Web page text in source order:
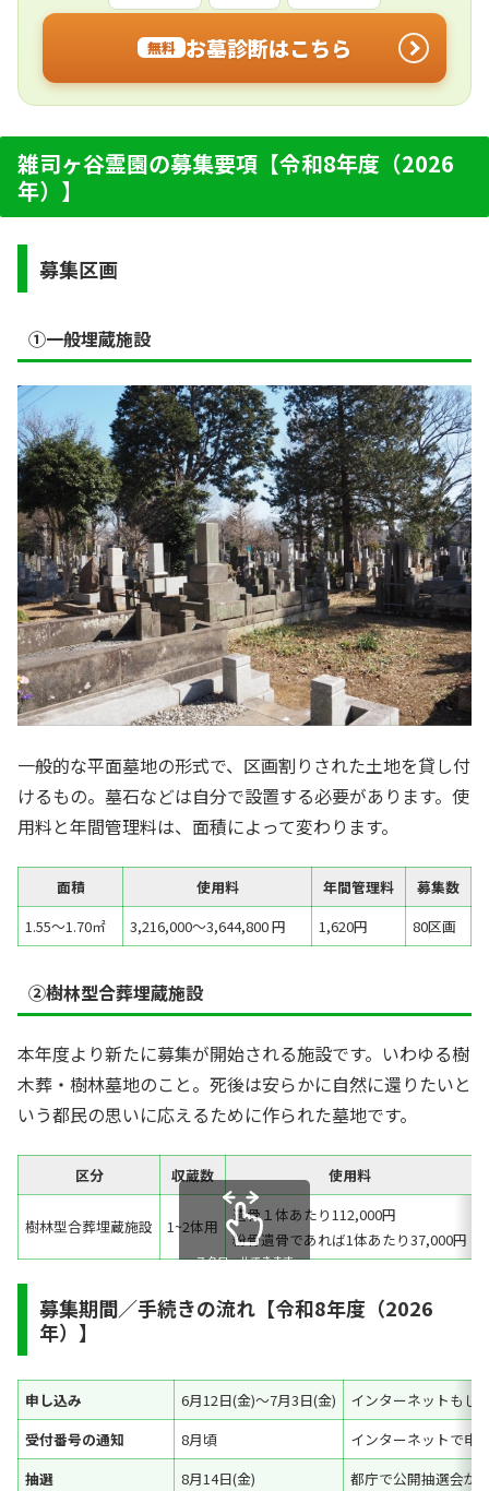
無料 お墓診断はこちら
雑司ヶ谷霊園の募集要項【令和8年度（2026
年）】
募集区画
①一般埋蔵施設
一般的な平面墓地の形式で、区画割りされた土地を貸し付
けるもの。墓石などは自分で設置する必要があります。使
用料と年間管理料は、面積によって変わります。
面積 使用料 年間管理料
募集数
1.55～1.70㎡
3,216,000～3,644,800 円 1,620円 80区画
②樹林型合葬埋蔵施設
本年度より新たに募集が開始される施設です。いわゆる樹
木葬・樹林墓地のこと。死後は安らかに自然に還りたいと
いう都民の思いに応えるために作られた墓地です。
区分 収蔵数 使用料
樹林型合葬埋蔵施設 1~2体用
遺骨１体あたり112,000円
粉骨遺骨であれば1体あたり37,000円
スクロールできます
募集期間／手続きの流れ【令和8年度（2026
年）】
申し込み 6月12日(金)～7月3日(金)
インターネットもし
受付番号の通知
8月頃
インターネットで申
抽選
8月14日(金) 都庁で公開抽選会が